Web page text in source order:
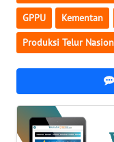
GPPU Kementan
Produksi Telur
WN
NTB
SULBAR